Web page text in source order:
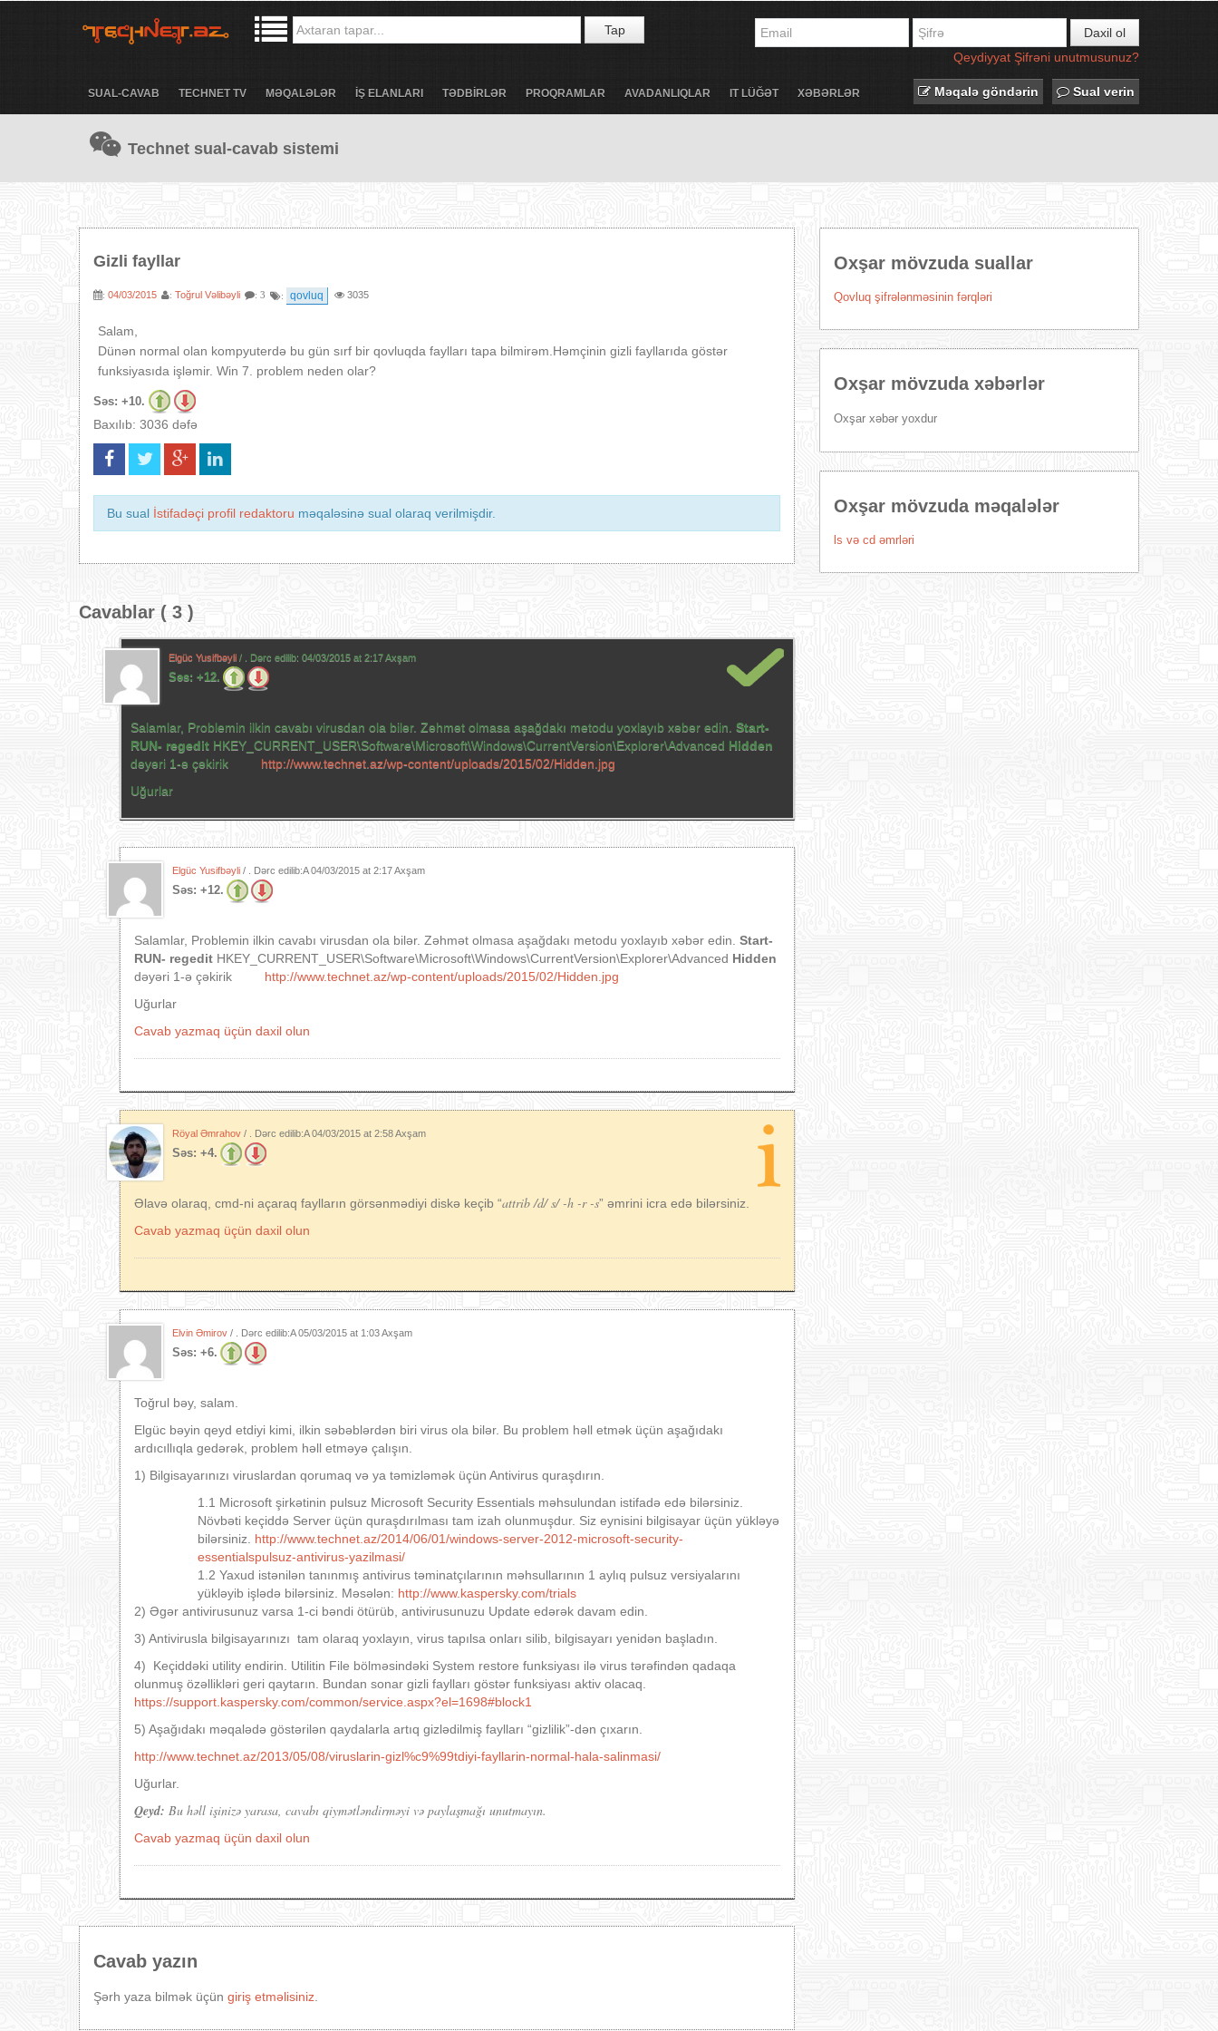
Tap
Daxil ol
Qeydiyyat Şifrəni unutmusunuz?
SUAL-CAVAB TECHNET TV MƏQALƏLƏR İŞ ELANLARI TƏDBİRLƏR PROQRAMLAR AVADANLIQLAR IT LÜĞƏT XƏBƏRLƏR Məqalə göndərin Sual verin
Technet sual-cavab sistemi
Gizli fayllar
: 04/03/2015 : Toğrul Vəlibəyli : 3 : qovluq 3035
Salam,
Dünən normal olan kompyuterdə bu gün sırf bir qovluqda faylları tapa bilmirəm.Həmçinin gizli fayllarıda göstər
funksiyasıda işləmir. Win 7. problem neden olar?
Səs: +10.
Baxılıb: 3036 dəfə
Bu sual İstifadəçi profil redaktoru məqaləsinə sual olaraq verilmişdir.
Cavablar ( 3 )
Elgüc Yusifbəyli / . Dərc edilib: 04/03/2015 at 2:17 Axşam
Səs: +12.
Salamlar, Problemin ilkin cavabı virusdan ola bilər. Zəhmət olmasa aşağdakı metodu yoxlayıb xəbər edin. Start-
RUN- regedit HKEY_CURRENT_USER\Software\Microsoft\Windows\CurrentVersion\Explorer\Advanced Hidden
dəyəri 1-ə çəkirik http://www.technet.az/wp-content/uploads/2015/02/Hidden.jpg
Uğurlar
Elgüc Yusifbəyli / . Dərc edilib:A04/03/2015 at 2:17 Axşam
Səs: +12.
Salamlar, Problemin ilkin cavabı virusdan ola bilər. Zəhmət olmasa aşağdakı metodu yoxlayıb xəbər edin. Start-
RUN- regedit HKEY_CURRENT_USER\Software\Microsoft\Windows\CurrentVersion\Explorer\Advanced Hidden
dəyəri 1-ə çəkirik http://www.technet.az/wp-content/uploads/2015/02/Hidden.jpg
Uğurlar
Cavab yazmaq üçün daxil olun
Röyal Əmrahov / . Dərc edilib:A04/03/2015 at 2:58 Axşam
Səs: +4.
Əlavə olaraq, cmd-ni açaraq faylların görsənmədiyi diskə keçib “attrib /d/ s/ -h -r -s” əmrini icra edə bilərsiniz.
Cavab yazmaq üçün daxil olun
Elvin Əmirov / . Dərc edilib:A05/03/2015 at 1:03 Axşam
Səs: +6.
Toğrul bəy, salam.
Elgüc bəyin qeyd etdiyi kimi, ilkin səbəblərdən biri virus ola bilər. Bu problem həll etmək üçün aşağıdakı
ardıcıllıqla gedərək, problem həll etməyə çalışın.
1) Bilgisayarınızı viruslardan qorumaq və ya təmizləmək üçün Antivirus quraşdırın.
1.1 Microsoft şirkətinin pulsuz Microsoft Security Essentials məhsulundan istifadə edə bilərsiniz.
Növbəti keçiddə Server üçün quraşdırılması tam izah olunmuşdur. Siz eynisini bilgisayar üçün yükləyə
bilərsiniz.
http://www.technet.az/2014/06/01/windows-server-2012-microsoft-security-
essentialspulsuz-antivirus-yazilmasi/
1.2 Yaxud istənilən tanınmış antivirus təminatçılarının məhsullarının 1 aylıq pulsuz versiyalarını
yükləyib işlədə bilərsiniz. Məsələn: http://www.kaspersky.com/trials
2) Əgər antivirusunuz varsa 1-ci bəndi ötürüb, antivirusunuzu Update edərək davam edin.
3) Antivirusla bilgisayarınızı tam olaraq yoxlayın, virus tapılsa onları silib, bilgisayarı yenidən başladın.
4) Keçiddəki utility endirin. Utilitin File bölməsindəki System restore funksiyası ilə virus tərəfindən qadaqa
olunmuş özəllikləri geri qaytarın. Bundan sonar gizli faylları göstər funksiyası aktiv olacaq.
https://support.kaspersky.com/common/service.aspx?el=1698#block1
5) Aşağıdakı məqalədə göstərilən qaydalarla artıq gizlədilmiş faylları “gizlilik”-dən çıxarın.
http://www.technet.az/2013/05/08/viruslarin-gizl%c9%99tdiyi-fayllarin-normal-hala-salinmasi/
Uğurlar.
Qeyd: Bu həll işinizə yarasa, cavabı qiymətləndirməyi və paylaşmağı unutmayın.
Cavab yazmaq üçün daxil olun
Cavab yazın
Şərh yaza bilmək üçün giriş etməlisiniz
Oxşar mövzuda suallar
Qovluq şifrələnməsinin fərqləri
Oxşar mövzuda xəbərlər
Oxşar xəbər yoxdur
Oxşar mövzuda məqalələr
ls və cd əmrləri